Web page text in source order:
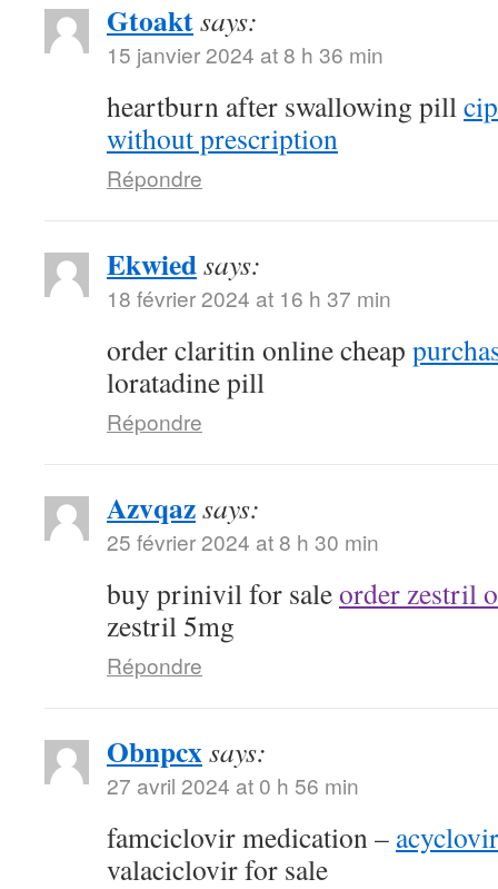
Gtoaktsays:
15 janvier 2024 at 8 h 36 min
heartburn after swallowing pill
without prescription
Répondre
Ekwiedsays:
18 février 2024 at 16 h 37 min
order claritin online cheap
loratadine pill
Répondre
Azvqazsays:
25 février 2024 at 8 h 30 min
buy prinivil for saleorder zestril
zestril 5mg
Répondre
Obnpcxsays:
27 avril 2024 at 0 h 56 min
famciclovir medication –
valaciclovir for sale